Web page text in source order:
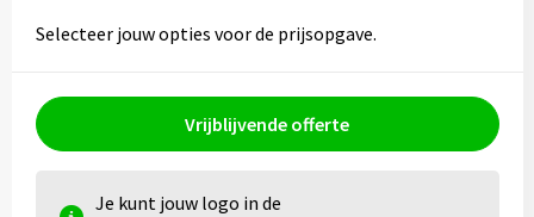
Selecteer jouw opties voor de prijsopgave.
Vrijblijvende offerte
Je kunt jouw logo in de